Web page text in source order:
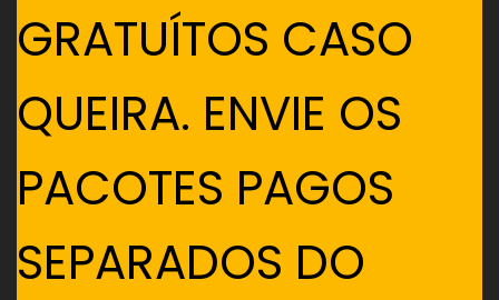
GRATUÍTOS CASO
QUEIRA. ENVIE OS
PACOTES PAGOS
SEPARADOS DO